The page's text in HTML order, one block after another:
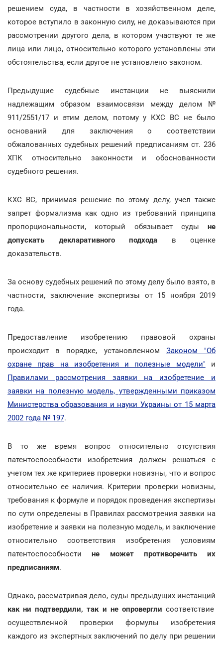
решением суда, в частности в хозяйственном деле,
которое вступило в законную силу, не доказываются при
рассмотрении другого дела, в котором участвуют те же
лица или лицо, относительно которого установлены эти
обстоятельства, если другое не установлено законом.
Предыдущие судебные инстанции не выяснили
надлежащим образом взаимосвязи между делом №
911/2551/17 и этим делом, потому у КХС ВС не было
оснований для заключения о соответствии
обжалованных судебных решений предписаниям ст. 236
ХПК относительно законности и обоснованности
судебного решения.
КХС ВС, принимая решение по этому делу, учел также
запрет формализма как одно из требований принципа
пропорциональности, который обязывает суды не
допускать декларативного подхода в оценке
доказательств.
За основу судебных решений по этому делу было взято, в
частности, заключение экспертизы от 15 ноября 2019
года.
Предоставление изобретению правовой охраны
происходит в порядке, установленном Законом "Об
охране прав на изобретения и полезные модели" и
Правилами рассмотрения заявки на изобретение и
заявки на полезную модель, утвержденными приказом
Министерства образования и науки Украины от 15 марта
2002 года № 197.
В то же время вопрос относительно отсутствия
патентоспособности изобретения должен решаться с
учетом тех же критериев проверки новизны, что и вопрос
относительно ее наличия. Критерии проверки новизны,
требования к формуле и порядок проведения экспертизы
по сути определены в Правилах рассмотрения заявки на
изобретение и заявки на полезную модель, и заключение
относительно соответствия изобретения условиям
патентоспособностине может противоречить их
предписаниям.
Однако, рассматривая дело, суды предыдущих инстанций
как ни подтвердили, так и не опровергли соответствие
осуществленной проверки формулы изобретения
каждого из экспертных заключений по делу при решении